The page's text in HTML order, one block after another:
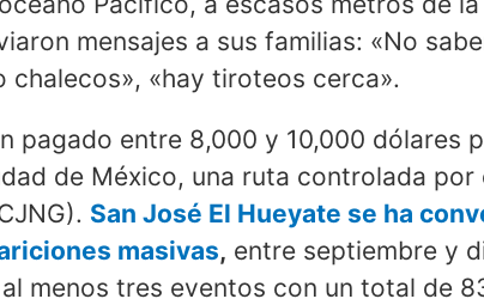
mensajes a sus familias: «No
chalecos», «hay tiroteos cerca».
pagado entre 8,000 y 10,000 dólares
de México, una ruta controlada por
San José El Hueyate se ha
masivas, entre septiembre y
menos tres eventos con un total de